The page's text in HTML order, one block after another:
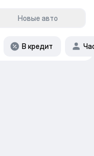
Новые авто
В кредит